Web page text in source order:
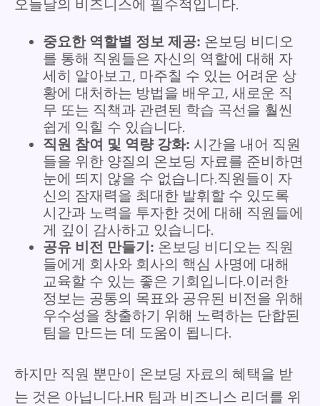
오늘날의 비즈니스에 필수적입니다.
중요한 역할별 정보 제공: 온보딩 비디오
를 통해 직원들은 자신의 역할에 대해 자
세히 알아보고, 마주칠 수 있는 어려운 상
황에 대처하는 방법을 배우고, 새로운 직
무 또는 직책과 관련된 학습 곡선을 훨씬
쉽게 익힐 수 있습니다.
직원 참여 및 역량 강화: 시간을 내어 직원
들을 위한 양질의 온보딩 자료를 준비하면
눈에 띄지 않을 수 없습니다.직원들이 자
신의 잠재력을 최대한 발휘할 수 있도록
시간과 노력을 투자한 것에 대해 직원들에
게 깊이 감사하고 있습니다.
공유 비전 만들기: 온보딩 비디오는 직원
들에게 회사와 회사의 핵심 사명에 대해
교육할 수 있는 좋은 기회입니다.이러한
정보는 공통의 목표와 공유된 비전을 위해
우수성을 창출하기 위해 노력하는 단합된
팀을 만드는 데 도움이 됩니다.
하지만 직원 뿐만이 온보딩 자료의 혜택을 받
는 것은 아닙니다.HR 팀과 비즈니스 리더를 위